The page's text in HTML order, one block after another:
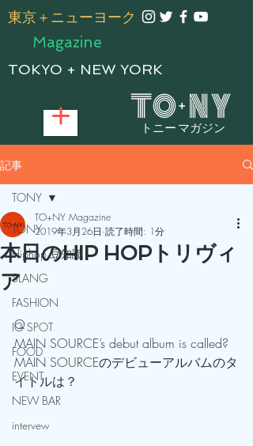
トニー マガジン
​東京＋ニューヨーク
Magazine
TOKYO + NEW YORK
記事
TONY
Hiphop 豆知識
SLANG
FASHION
IG SPOT
FOOD
EVENT
NEW BAR
intervew
TONY
本日のHIP HOPトリヴィ
ア
TO+NY Magazine
2019年3月26日 読了時間: 1分
Q
MAIN SOURCE’s debut album is called?
MAIN SOURCEのデビューアルバムのタ
イトルは？